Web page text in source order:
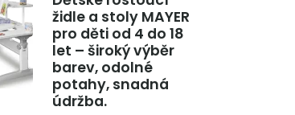
židle a stoly MAYER
pro děti od 4 do 18
let – široký výběr
barev, odolné
potahy, snadná
údržba.